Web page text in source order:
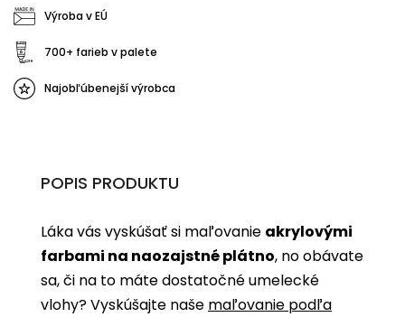
Výroba v EÚ
700+ farieb v palete
Najobľúbenejší výrobca
POPIS PRODUKTU
Láka vás vyskúšať si maľovanie akrylovými
farbami na naozajstné plátno, no obávate
sa, či na to máte dostatočné umelecké
vlohy? Vyskúšajte naše maľovanie podľa